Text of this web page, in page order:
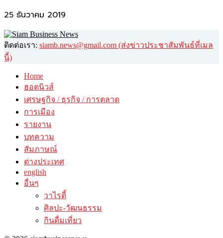
25 ธันวาคม 2019
ติดต่อเรา: siamb.news@gmail.com (ส่งข่าวประชาสัมพันธ์ที่เมล
นี้)
Home
ฮอตนิวส์
เศรษฐกิจ / ธุรกิจ / การตลาด
การเมือง
รายงาน
บทความ
สัมภาษณ์
ต่างประเทศ
english
อื่นๆ
วาไรตี้
ศิลปะ-วัฒนธรรม
กินดื่มเที่ยว